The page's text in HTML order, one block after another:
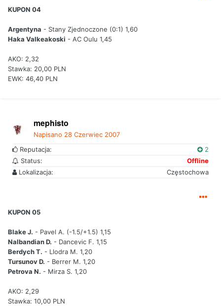
KUPON 04
Argentyna - Stany Zjednoczone (0:1) 1,60
Haka Valkeakoski - AC Oulu 1,45
AKO: 2,32
Stawka: 20,00 PLN
EWK: 46,40 PLN
mephisto
Napisano 28 Czerwiec 2007
Reputacja:
2
Status:
Offline
Lokalizacja:
Częstochowa
KUPON 05
Blake J. - Pavel A. (-1.5/+1.5) 1,15
Nalbandian D. - Dancevic F. 1,15
Berdych T. - Llodra M. 1,20
Tursunov D. - Berrer M. 1,20
Petrova N. - Mirza S. 1,20
AKO: 2,29
Stawka: 10,00 PLN